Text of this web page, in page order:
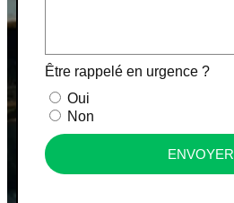
Être rappelé en urgence ?
Oui
Non
ENVOYER